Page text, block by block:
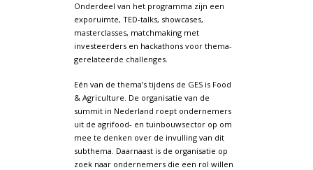
Onderdeel van het programma zijn een
exporuimte, TED-talks, showcases,
masterclasses, matchmaking met
investeerders en hackathons voor thema-
gerelateerde challenges.
Eén van de thema’s tijdens de GES is Food
& Agriculture. De organisatie van de
summit in Nederland roept ondernemers
uit de agrifood- en tuinbouwsector op om
mee te denken over de invulling van dit
subthema. Daarnaast is de organisatie op
zoek naar ondernemers die een rol willen